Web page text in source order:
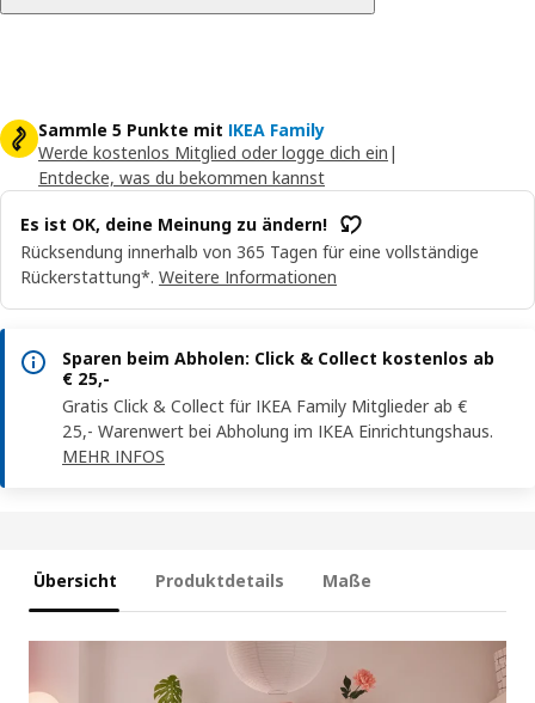
Sammle 5 Punkte mit IKEA Family
Werde kostenlos Mitglied oder logge dich ein |
Entdecke, was du bekommen kannst
Es ist OK, deine Meinung zu ändern!
Rücksendung innerhalb von 365 Tagen für eine vollständige
Rückerstattung*. Weitere Informationen
Sparen beim Abholen: Click & Collect kostenlos ab
€ 25,-
Gratis Click & Collect für IKEA Family Mitglieder ab €
25,- Warenwert bei Abholung im IKEA Einrichtungshaus.
MEHR INFOS
Übersicht Produktdetails Maße